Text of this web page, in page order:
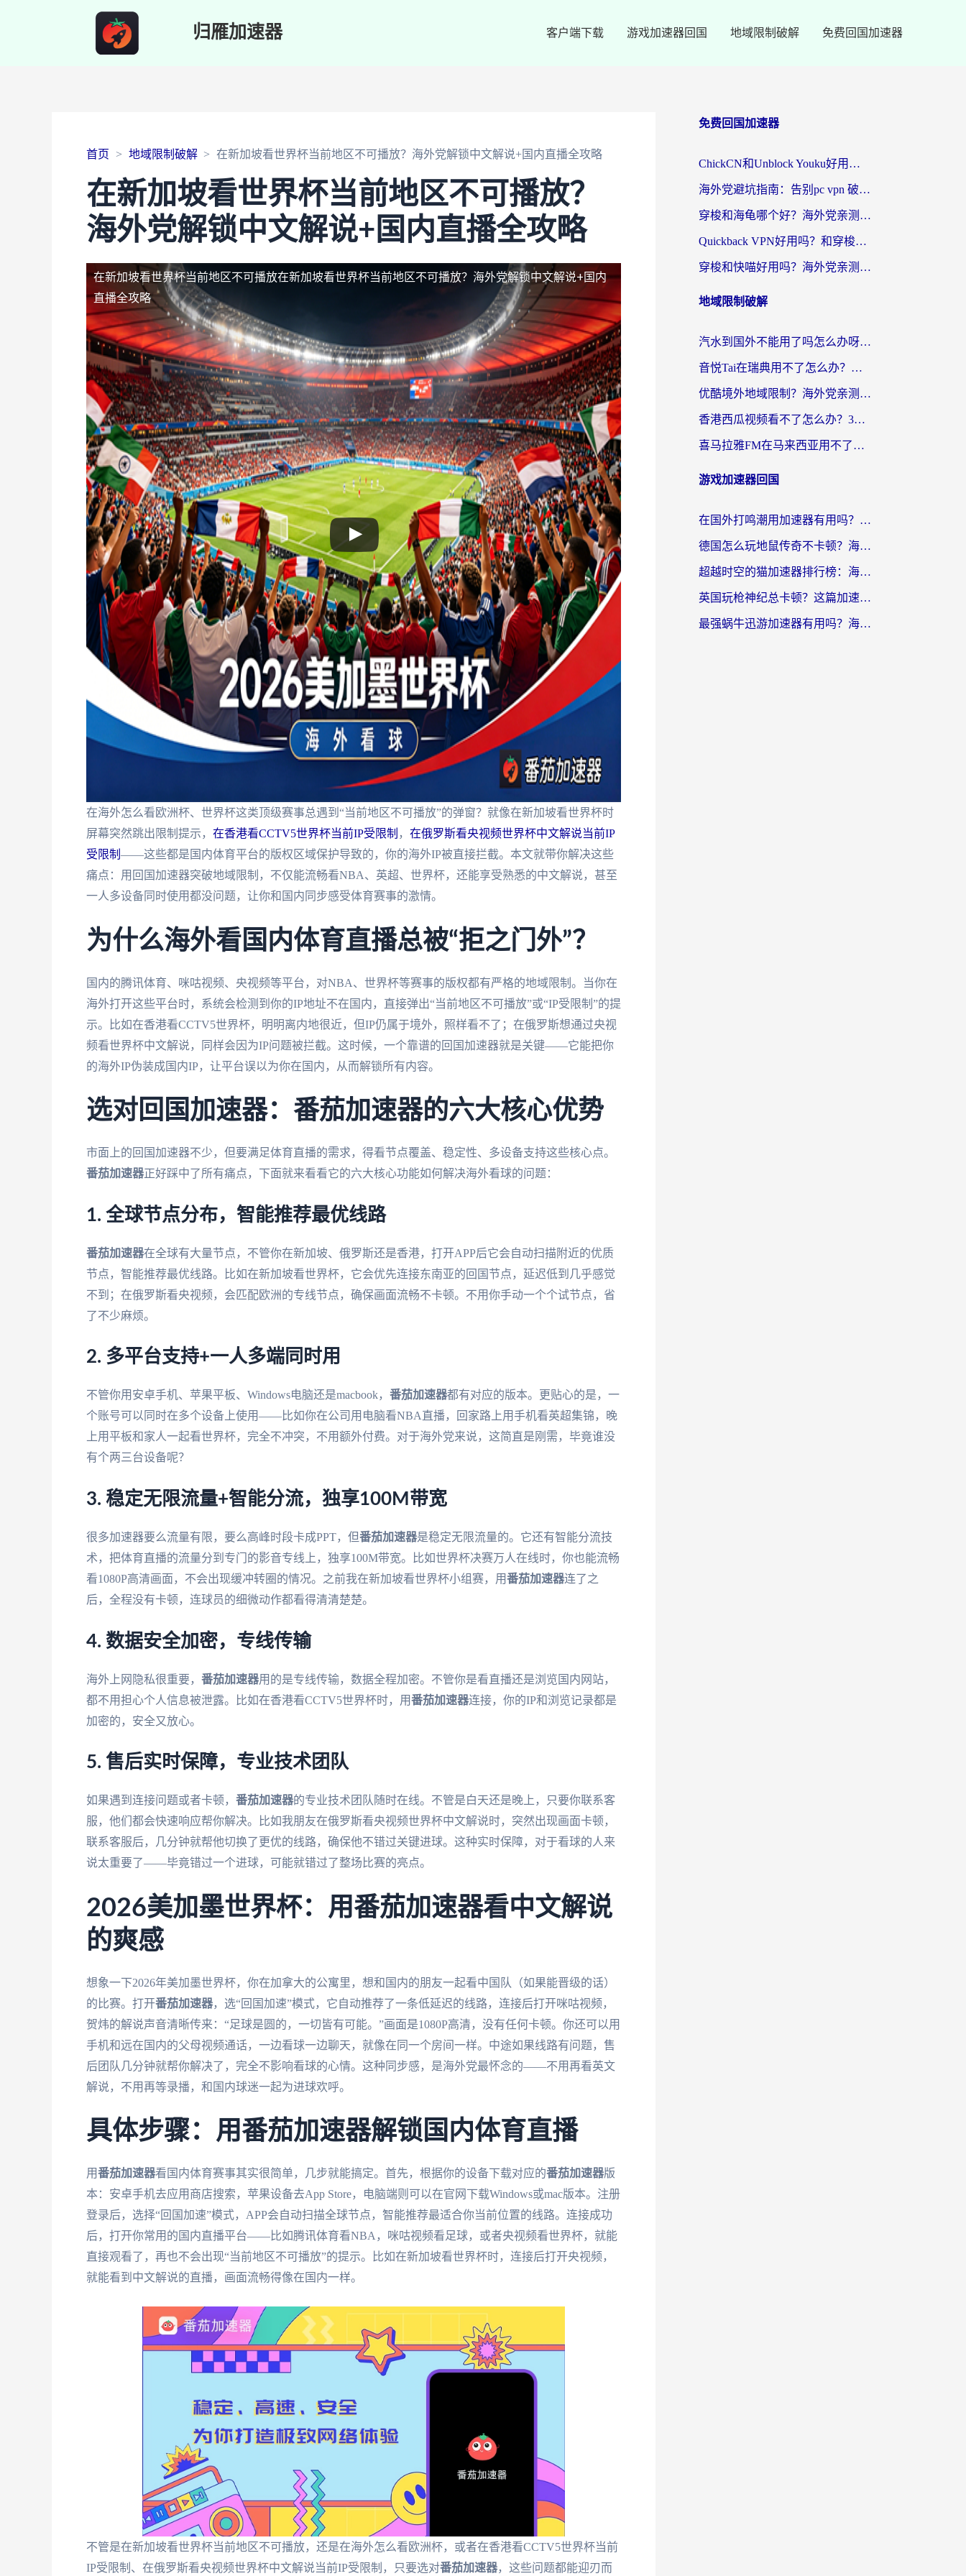
归雁加速器 客户端下载 游戏加速器回国 地域限制破解 免费回国加速器
首页 地域限制破解 在新加坡看世界杯当前地区不可播放？海外党解锁中文解说+国内直播全攻略
在新加坡看世界杯当前地区不可播放？
海外党解锁中文解说+国内直播全攻略
在新加坡看世界杯当前地区不可播放在新加坡看世界杯当前地区不可播放？海外党解锁中文解说+国内
直播全攻略
在海外怎么看欧洲杯、世界杯这类顶级赛事总遇到“当前地区不可播放”的弹窗？就像在新加坡看世界杯时
屏幕突然跳出限制提示， 在香港看CCTV5世界杯当前IP受限制 ， 在俄罗斯看央视频世界杯中文解说当前IP
受限制 ——这些都是国内体育平台的版权区域保护导致的，你的海外IP被直接拦截。本文就带你解决这些
痛点：用回国加速器突破地域限制，不仅能流畅看NBA、英超、世界杯，还能享受熟悉的中文解说，甚至
一人多设备同时使用都没问题，让你和国内同步感受体育赛事的激情。
为什么海外看国内体育直播总被“拒之门外”？
国内的腾讯体育、咪咕视频、央视频等平台，对NBA、世界杯等赛事的版权都有严格的地域限制。当你在
海外打开这些平台时，系统会检测到你的IP地址不在国内，直接弹出“当前地区不可播放”或“IP受限制”的提
示。比如在香港看CCTV5世界杯，明明离内地很近，但IP仍属于境外，照样看不了；在俄罗斯想通过央视
频看世界杯中文解说，同样会因为IP问题被拦截。这时候，一个靠谱的回国加速器就是关键——它能把你
的海外IP伪装成国内IP，让平台误以为你在国内，从而解锁所有内容。
选对回国加速器：番茄加速器的六大核心优势
市面上的回国加速器不少，但要满足体育直播的需求，得看节点覆盖、稳定性、多设备支持这些核心点。
番茄加速器正好踩中了所有痛点，下面就来看看它的六大核心功能如何解决海外看球的问题：
1. 全球节点分布，智能推荐最优线路
番茄加速器在全球有大量节点，不管你在新加坡、俄罗斯还是香港，打开APP后它会自动扫描附近的优质
节点，智能推荐最优线路。比如在新加坡看世界杯，它会优先连接东南亚的回国节点，延迟低到几乎感觉
不到；在俄罗斯看央视频，会匹配欧洲的专线节点，确保画面流畅不卡顿。不用你手动一个个试节点，省
了不少麻烦。
2. 多平台支持+一人多端同时用
不管你用安卓手机、苹果平板、Windows电脑还是macbook， 番茄加速器都有对应的版本。更贴心的是，一
个账号可以同时在多个设备上使用——比如你在公司用电脑看NBA直播，回家路上用手机看英超集锦，晚
上用平板和家人一起看世界杯，完全不冲突，不用额外付费。对于海外党来说，这简直是刚需，毕竟谁没
有个两三台设备呢？
3. 稳定无限流量+智能分流，独享100M带宽
很多加速器要么流量有限，要么高峰时段卡成PPT，但番茄加速器是稳定无限流量的。它还有智能分流技
术，把体育直播的流量分到专门的影音专线上，独享100M带宽。比如世界杯决赛万人在线时，你也能流畅
看1080P高清画面，不会出现缓冲转圈的情况。之前我在新加坡看世界杯小组赛，用番茄加速器连了之
后，全程没有卡顿，连球员的细微动作都看得清清楚楚。
4. 数据安全加密，专线传输
海外上网隐私很重要， 番茄加速器用的是专线传输，数据全程加密。不管你是看直播还是浏览国内网站，
都不用担心个人信息被泄露。比如在香港看CCTV5世界杯时，用番茄加速器连接，你的IP和浏览记录都是
加密的，安全又放心。
5. 售后实时保障，专业技术团队
如果遇到连接问题或者卡顿， 番茄加速器的专业技术团队随时在线。不管是白天还是晚上，只要你联系客
服，他们都会快速响应帮你解决。比如我朋友在俄罗斯看央视频世界杯中文解说时，突然出现画面卡顿，
联系客服后，几分钟就帮他切换了更优的线路，确保他不错过关键进球。这种实时保障，对于看球的人来
说太重要了——毕竟错过一个进球，可能就错过了整场比赛的亮点。
2026美加墨世界杯：用番茄加速器看中文解说
的爽感
想象一下2026年美加墨世界杯，你在加拿大的公寓里，想和国内的朋友一起看中国队（如果能晋级的话）
的比赛。打开番茄加速器，选“回国加速”模式，它自动推荐了一条低延迟的线路，连接后打开咪咕视频，
贺炜的解说声音清晰传来：“足球是圆的，一切皆有可能。”画面是1080P高清，没有任何卡顿。你还可以用
手机和远在国内的父母视频通话，一边看球一边聊天，就像在同一个房间一样。中途如果线路有问题，售
后团队几分钟就帮你解决了，完全不影响看球的心情。这种同步感，是海外党最怀念的——不用再看英文
解说，不用再等录播，和国内球迷一起为进球欢呼。
具体步骤：用番茄加速器解锁国内体育直播
用番茄加速器看国内体育赛事其实很简单，几步就能搞定。首先，根据你的设备下载对应的番茄加速器版
本：安卓手机去应用商店搜索，苹果设备去App Store，电脑端则可以在官网下载Windows或mac版本。注册
登录后，选择“回国加速”模式，APP会自动扫描全球节点，智能推荐最适合你当前位置的线路。连接成功
后，打开你常用的国内直播平台——比如腾讯体育看NBA，咪咕视频看足球，或者央视频看世界杯，就能
直接观看了，再也不会出现“当前地区不可播放”的提示。比如在新加坡看世界杯时，连接后打开央视频，
就能看到中文解说的直播，画面流畅得像在国内一样。
不管是在新加坡看世界杯当前地区不可播放，还是在海外怎么看欧洲杯，或者在香港看CCTV5世界杯当前
IP受限制、在俄罗斯看央视频世界杯中文解说当前IP受限制，只要选对番茄加速器，这些问题都能迎刃而
免费回国加速器
ChickCN和Unblock Youku好用吗？海外党亲测3款回国加速器，附iOS免费选择指南
海外党避坑指南：告别pc vpn 破解，选对回国加速器轻松访问国内资源
穿梭和海龟哪个好？海外党亲测回国加速器，附电脑免费VPN推荐
Quickback VPN好用吗？和穿梭VPN对比哪个回国效果更好？海外党必看的真实测评与选择指南
穿梭和快喵好用吗？海外党亲测3款回国加速器，附日本回国VPN避坑指南
地域限制破解
汽水到国外不能用了吗怎么办呀？海外党追剧看片的救星在这里！
音悦Tai在瑞典用不了怎么办？海外华人追剧听歌的实用指南
优酷境外地域限制？海外党亲测：这样看国内剧再也不卡（附3个实用场景解决）
香港西瓜视频看不了怎么办？3步解决海外追剧难题，附靠谱加速器推荐
喜马拉雅FM在马来西亚用不了怎么办？海外华人亲测有效的回国加速指南
游戏加速器回国
在国外打鸣潮用加速器有用吗？安全吗？海外玩家国服游戏加速全指南
德国怎么玩地鼠传奇不卡顿？海外党国服游戏加速全攻略（含战双EVE实用指南）
超越时空的猫加速器排行榜：海外党国服游戏不卡顿的终极选择指南
英国玩枪神纪总卡顿？这篇加速器选择指南帮你告别延迟（附实测推荐）
最强蜗牛迅游加速器有用吗？海外玩家国服游戏加速避坑指南（附德国玩忍者必须死3流星蝴蝶剑解决办法）